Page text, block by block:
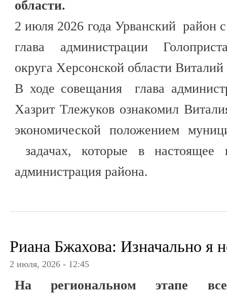
области.
2 июля 2026 года Урванский район
глава администрации
округа Херсонской области
В ходе совещания глава
Хазрит Тлежуков ознакомил
экономической положением
задачах, которые в
администрация района.
Риана Бжахова: Изначально я
2 июля, 2026 - 12:45
На региональном этапе